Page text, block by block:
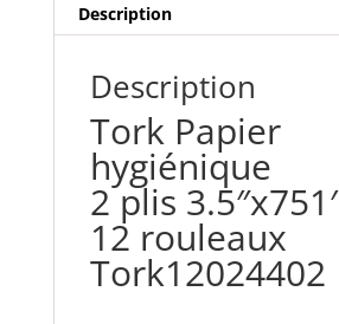
Description
Description
Tork Papier
hygiénique
2 plis 3.5″x751′
12 rouleaux
Tork12024402